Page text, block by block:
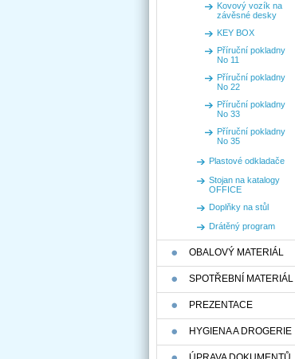
Kovový vozík na
závěsné desky
KEY BOX
Příruční pokladny
No 11
Příruční pokladny
No 22
Příruční pokladny
No 33
Příruční pokladny
No 35
Plastové odkladače
Stojan na katalogy
OFFICE
Doplňky na stůl
Drátěný program
OBALOVÝ MATERIÁL
SPOTŘEBNÍ MATERIÁL
PREZENTACE
HYGIENA A DROGERIE